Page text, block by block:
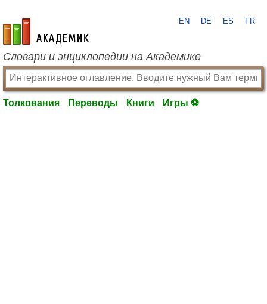
academic.ru
EN DE ES FR
Словари и энциклопедии на Академике
Толкования Переводы Книги Игры ⚽